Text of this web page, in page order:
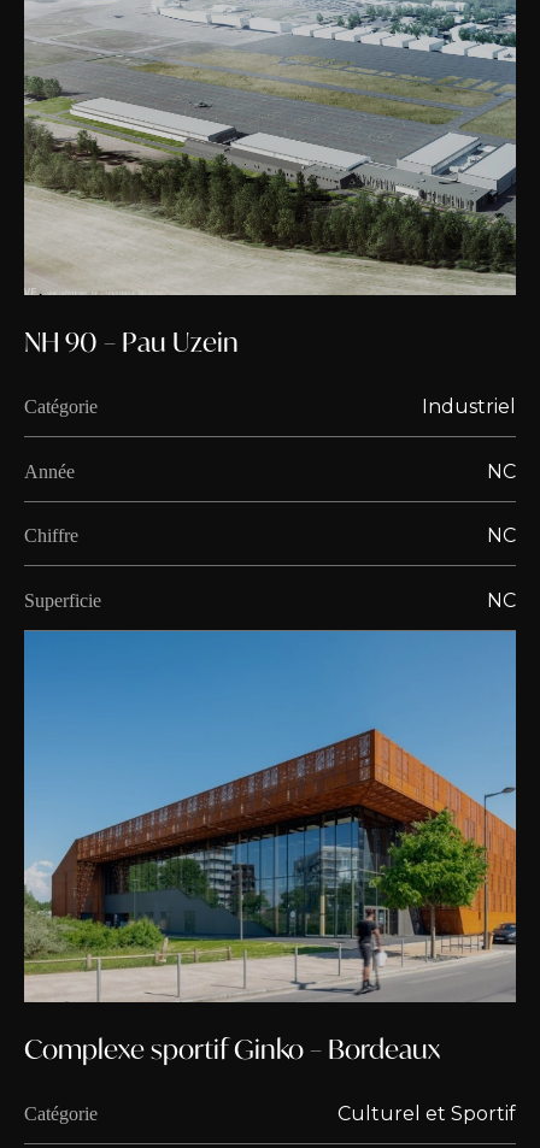
NH 90 – Pau Uzein
Catégorie Industriel
Année NC
Chiffre NC
Superficie NC
Complexe sportif Ginko – Bordeaux
Catégorie Culturel et Sportif